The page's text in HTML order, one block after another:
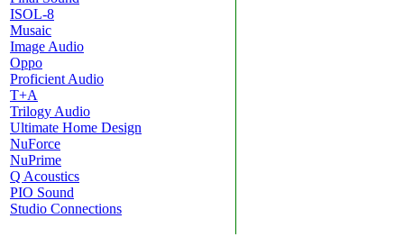
ISOL-8
Musaic
Image Audio
Oppo
Proficient Audio
T+A
Trilogy Audio
Ultimate Home Design
NuForce
NuPrime
Q Acoustics
PIO Sound
Studio Connections